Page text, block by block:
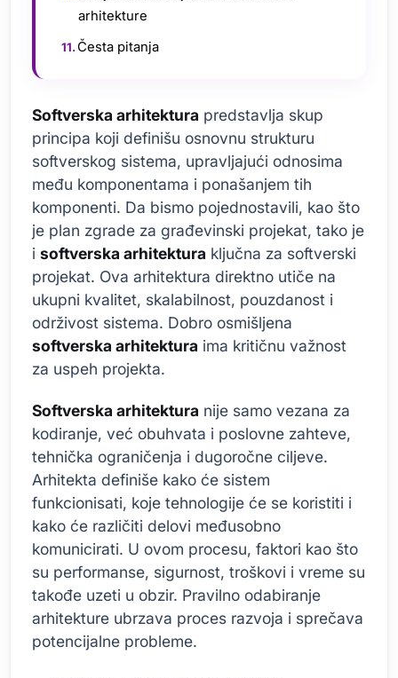
arhitekture
Česta pitanja
Softverska arhitektura predstavlja skup
principa koji definišu osnovnu strukturu
softverskog sistema, upravljajući odnosima
među komponentama i ponašanjem tih
komponenti. Da bismo pojednostavili, kao što
je plan zgrade za građevinski projekat, tako je
i softverska arhitektura ključna za softverski
projekat. Ova arhitektura direktno utiče na
ukupni kvalitet, skalabilnost, pouzdanost i
održivost sistema. Dobro osmišljena
softverska arhitektura ima kritičnu važnost
za uspeh projekta.
Softverska arhitektura nije samo vezana za
kodiranje, već obuhvata i poslovne zahteve,
tehnička ograničenja i dugoročne ciljeve.
Arhitekta definiše kako će sistem
funkcionisati, koje tehnologije će se koristiti i
kako će različiti delovi međusobno
komunicirati. U ovom procesu, faktori kao što
su performanse, sigurnost, troškovi i vreme su
takođe uzeti u obzir. Pravilno odabiranje
arhitekture ubrzava proces razvoja i sprečava
potencijalne probleme.